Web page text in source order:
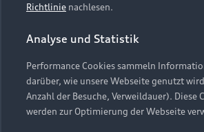
Vertrag widerrufen
Audi erleben
Newsletter
Cookie-Richtlinie
Barrierefreiheit
Hinweis: Die aktuelle Darstellung und
Embleme am Fahrzeug bei allen
Webseite kann abweichen.
Richtlinie nachlesen.
Analyse und Statistik
Performance Cookies sammeln
darüber, wie unsere Webseite genutzt
Anzahl der Besuche, Verweildauer). Diese
werden zur Optimierung der Webseite